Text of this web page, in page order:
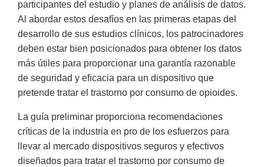
participantes del estudio y planes de análisis de datos.
Al abordar estos desafíos en las primeras etapas del
desarrollo de sus estudios clínicos, los patrocinadores
deben estar bien posicionados para obtener los datos
más útiles para proporcionar una garantía razonable
de seguridad y eficacia para un dispositivo que
pretende tratar el trastorno por consumo de opioides.
La guía preliminar proporciona recomendaciones
críticas de la industria en pro de los esfuerzos para
llevar al mercado dispositivos seguros y efectivos
diseñados para tratar el trastorno por consumo de